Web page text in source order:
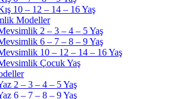
10 – 12 – 14 – 16 Yaş
Modeller
2 – 3 – 4 – 5 Yaş
6 – 7 – 8 – 9 Yaş
10 – 12 – 14 – 16 Yaş
Çocuk Yaş
2 – 3 – 4 – 5 Yaş
6 – 7 – 8 – 9 Yaş